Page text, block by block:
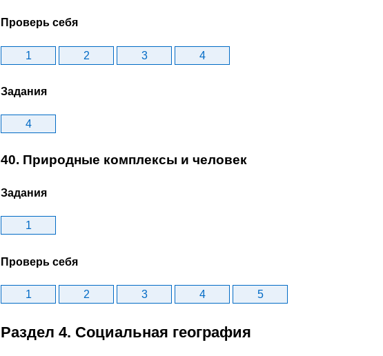
Проверь себя
1 2 3 4
Задания
4
40. Природные комплексы и человек
Задания
1
Проверь себя
1 2 3 4 5
Раздел 4. Социальная география